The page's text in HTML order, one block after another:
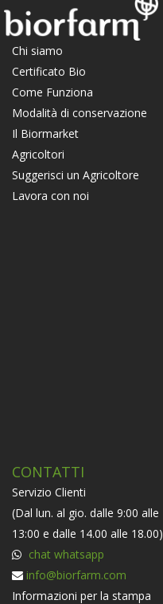
Chi siamo
Certificato Bio
Come Funziona
Modalità di conservazione
Il Biormarket
Agricoltori
Suggerisci un Agricoltore
Lavora con noi
CONTATTI
Servizio Clienti
(Dal lun. al gio. dalle 9:00 alle
13:00 e dalle 14.00 alle 18.00)
chat whatsapp
info@biorfarm.com
Informazioni per la stampa